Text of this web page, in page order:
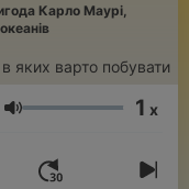
Карло Маурі,
яких варто побувати
Volume 1 x